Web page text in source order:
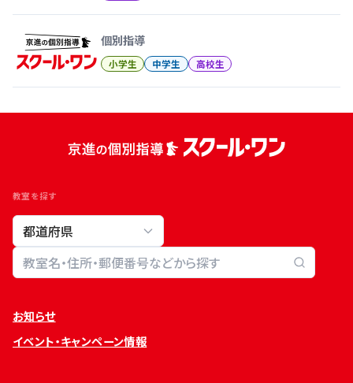
個別指導
小学生 中学生 高校生
教室を探す
教室検索
お知らせ
イベント・キャンペーン情報